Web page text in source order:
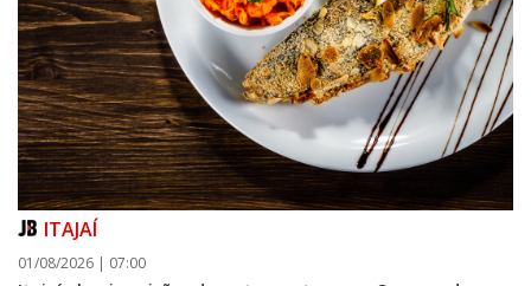
ITAJAÍ
01/08/2026 | 07:00